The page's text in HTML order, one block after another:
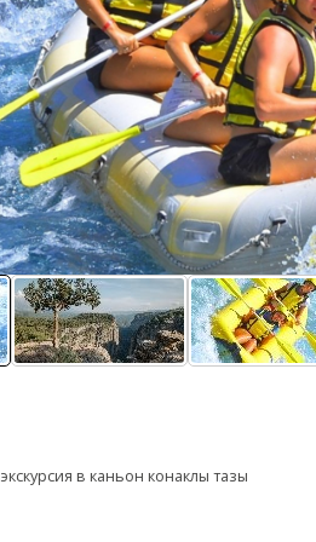
экскурсия в каньон конаклы тазы